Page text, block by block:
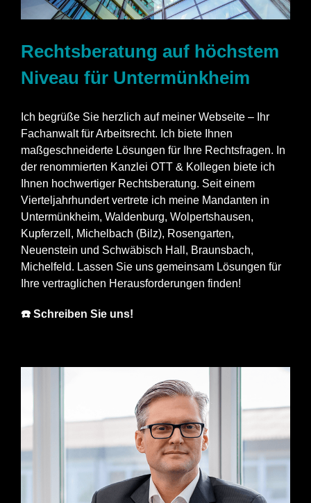
Rechtsberatung auf höchstem
Niveau für Untermünkheim
Ich begrüße Sie herzlich auf meiner Webseite – Ihr
Fachanwalt für Arbeitsrecht. Ich biete Ihnen
maßgeschneiderte Lösungen für Ihre Rechtsfragen. In
der renommierten Kanzlei OTT & Kollegen biete ich
Ihnen hochwertiger Rechtsberatung. Seit einem
Vierteljahrhundert vertrete ich meine Mandanten in
Untermünkheim, Waldenburg, Wolpertshausen,
Kupferzell, Michelbach (Bilz), Rosengarten,
Neuenstein und Schwäbisch Hall, Braunsbach,
Michelfeld. Lassen Sie uns gemeinsam Lösungen für
Ihre vertraglichen Herausforderungen finden!
☎️ Schreiben Sie uns!